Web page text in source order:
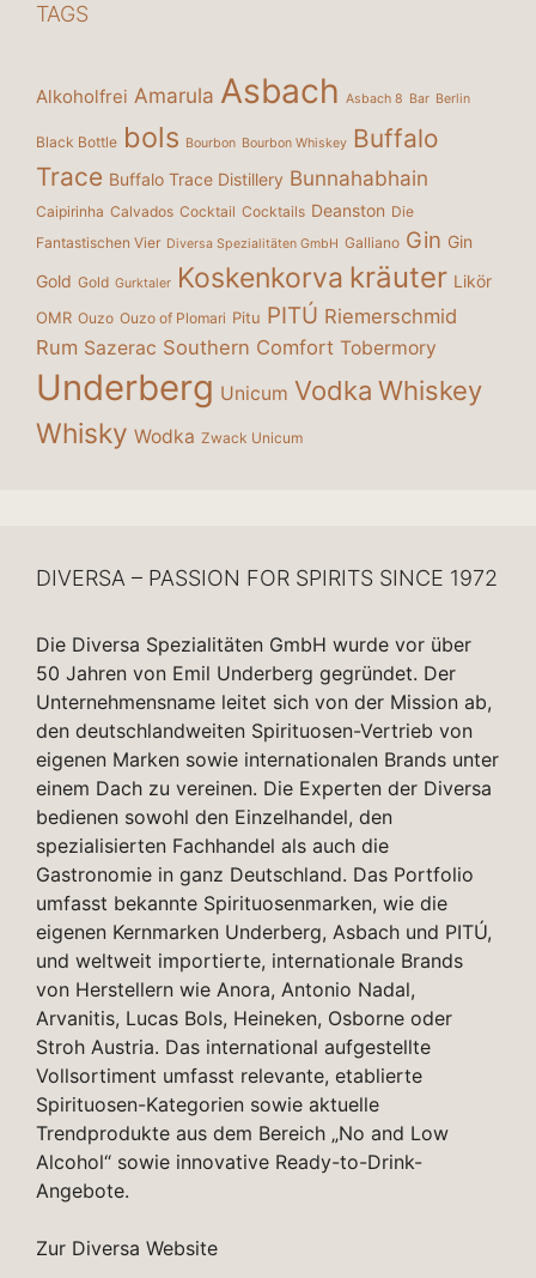
TAGS
Alkoholfrei Amarula Asbach Asbach 8 Bar Berlin
Black Bottle bols Bourbon Bourbon Whiskey Buffalo
Trace Buffalo Trace Distillery Bunnahabhain
Caipirinha Calvados Cocktail Cocktails Deanston Die
Fantastischen Vier Diversa Spezialitäten GmbH Galliano Gin Gin
Gold Gold Gurktaler Koskenkorva kräuter Likör
OMR Ouzo Ouzo of Plomari Pitu PITÚ Riemerschmid
Rum Sazerac Southern Comfort Tobermory
Underberg Unicum Vodka Whiskey
Whisky Wodka Zwack Unicum
DIVERSA – PASSION FOR SPIRITS SINCE 1972
Die Diversa Spezialitäten GmbH wurde vor über
50 Jahren von Emil Underberg gegründet. Der
Unternehmensname leitet sich von der Mission ab,
den deutschlandweiten Spirituosen-Vertrieb von
eigenen Marken sowie internationalen Brands unter
einem Dach zu vereinen. Die Experten der Diversa
bedienen sowohl den Einzelhandel, den
spezialisierten Fachhandel als auch die
Gastronomie in ganz Deutschland. Das Portfolio
umfasst bekannte Spirituosenmarken, wie die
eigenen Kernmarken Underberg, Asbach und PITÚ,
und weltweit importierte, internationale Brands
von Herstellern wie Anora, Antonio Nadal,
Arvanitis, Lucas Bols, Heineken, Osborne oder
Stroh Austria. Das international aufgestellte
Vollsortiment umfasst relevante, etablierte
Spirituosen-Kategorien sowie aktuelle
Trendprodukte aus dem Bereich „No and Low
Alcohol“ sowie innovative Ready-to-Drink-
Angebote.
Zur Diversa Website